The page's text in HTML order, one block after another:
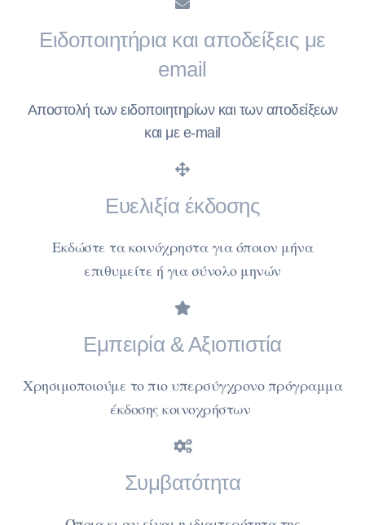
Ειδοποιητήρια και αποδείξεις με
email
Αποστολή των ειδοποιητηρίων και των αποδείξεων
και με e-mail
Ευελιξία έκδοσης
Εκδώστε τα κοινόχρηστα για όποιον μήνα
επιθυμείτε ή για σύνολο μηνών
Εμπειρία & Αξιοπιστία
Χρησιμοποιούμε το πιο υπερσύγχρονο πρόγραμμα
έκδοσης κοινοχρήστων
Συμβατότητα